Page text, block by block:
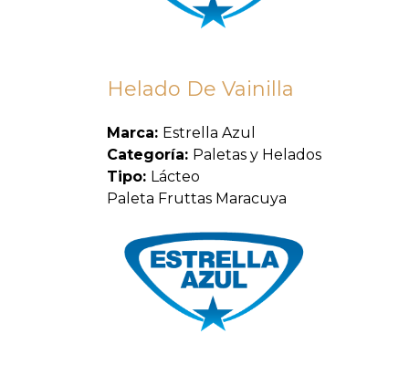
Helado De Vainilla
Marca: Estrella Azul
Categoría: Paletas y Helados
Tipo: Lácteo
Paleta Fruttas Maracuya